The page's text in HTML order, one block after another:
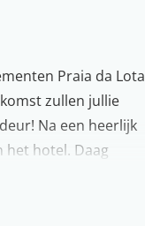
Praia da Lota
zullen jullie
Na een heerlijk
het hotel. Daag
de omgeving te